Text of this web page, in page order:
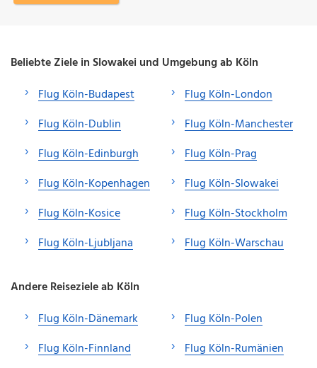
Beliebte Ziele in Slowakei und Umgebung ab Köln
Flug Köln-Budapest
Flug Köln-Dublin
Flug Köln-Edinburgh
Flug Köln-Kopenhagen
Flug Köln-Kosice
Flug Köln-Ljubljana
Flug Köln-London
Flug Köln-Manchester
Flug Köln-Prag
Flug Köln-Slowakei
Flug Köln-Stockholm
Flug Köln-Warschau
Andere Reiseziele ab Köln
Flug Köln-Dänemark
Flug Köln-Finnland
Flug Köln-Polen
Flug Köln-Rumänien